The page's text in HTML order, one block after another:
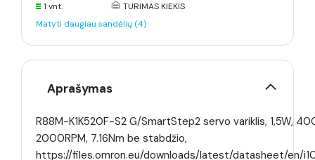
1 vnt.
TURIMAS KIEKIS
Matyti daugiau sandėlių (4)
Aprašymas
R88M-K1K520F-S2 G/SmartStep2 servo variklis, 1,5W,
2000RPM, 7.16Nm be stabdžio,
https://files.omron.eu/downloads/latest/datasheet/en/